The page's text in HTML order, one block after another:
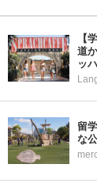
【
道
ッ
留
な